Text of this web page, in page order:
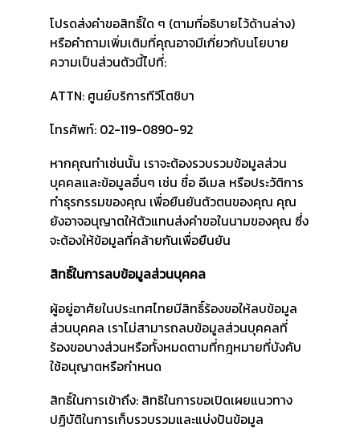
โปรดส่งคำขอสิทธิ์ใด ๆ (ตามที่อธิบายไว้ด้านล่าง)
หรือคำถามเพิ่มเติมที่คุณอาจมีเกี่ยวกับนโยบาย
ความเป็นส่วนตัวนี้ไปที่:
ATTN: ศูนย์บริการทีวีโตชิบา
โทรศัพท์: 02-119-0890-92
หากคุณทำเช่นนั้น เราจะต้องรวบรวมข้อมูลส่วน
บุคคลและข้อมูลอื่นๆ เช่น ชื่อ อีเมล หรือประวัติการ
ทำธุรกรรมของคุณ เพื่อยืนยันตัวตนของคุณ คุณ
ยังอาจอนุญาตให้ตัวแทนส่งคำขอในนามของคุณ ซึ่ง
จะต้องให้ข้อมูลที่คล้ายกันเพื่อยืนยัน
สิทธิ์ในการลบข้อมูลส่วนบุคคล
ผู้อยู่อาศัยในประเทศไทยมีสิทธิ์ร้องขอให้ลบข้อมูล
ส่วนบุคคล เราไม่สามารถลบข้อมูลส่วนบุคคลที่
ร้องขอบางส่วนหรือทั้งหมดตามที่กฎหมายที่บังคับ
ใช้อนุญาตหรือกำหนด
สิทธิ์ในการเข้าถึง: สิทธิในการขอเปิดเผยแนวทาง
ปฏิบัติในการเก็บรวบรวมและแบ่งปันข้อมูล